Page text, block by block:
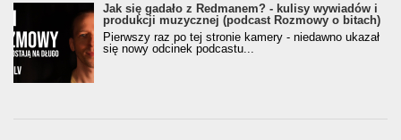
Jak się gadało z Redmanem? - kulisy wywiadów i
produkcji muzycznej (podcast Rozmowy o bitach)
Pierwszy raz po tej stronie kamery - niedawno ukazał
się nowy odcinek podcastu...